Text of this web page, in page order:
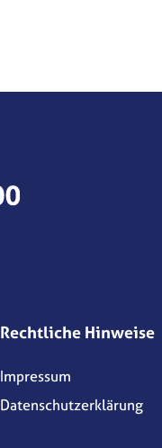
Rechtliche Hinweise
Impressum
Datenschutzerklärung